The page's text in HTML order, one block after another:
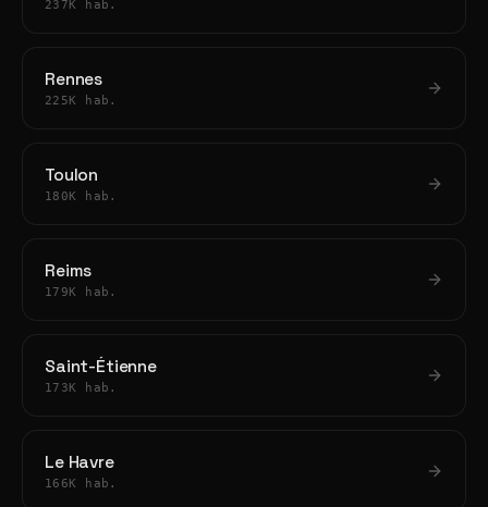
237K hab.
Rennes
225K hab.
Toulon
180K hab.
Reims
179K hab.
Saint-Étienne
173K hab.
Le Havre
166K hab.